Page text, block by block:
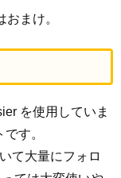
まけ。
を使用していま
す。
て大量にフォロ